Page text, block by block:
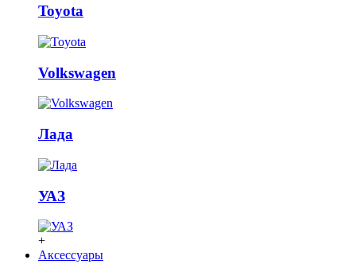
Toyota
Volkswagen
Лада
УАЗ
+
Аксессуары